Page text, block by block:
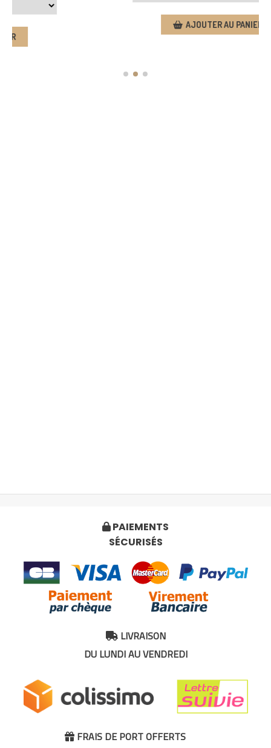
AJOUTER AU PANIER
 PAIEMENTS
SÉCURISÉS
LIVRAISON
DU LUNDI AU VENDREDI
 FRAIS DE PORT OFFERTS